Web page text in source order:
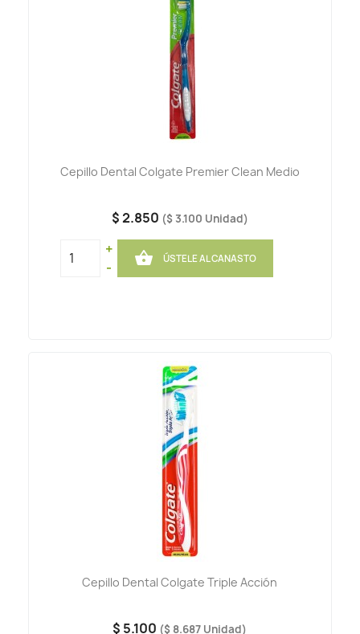
Cepillo Dental Colgate Premier Clean Medio
$ 2.850 ($ 3.100 Unidad)
+
-
 ÚSTELE AL CANASTO
Cepillo Dental Colgate Triple Acción
$ 5.100 ($ 8.687 Unidad)